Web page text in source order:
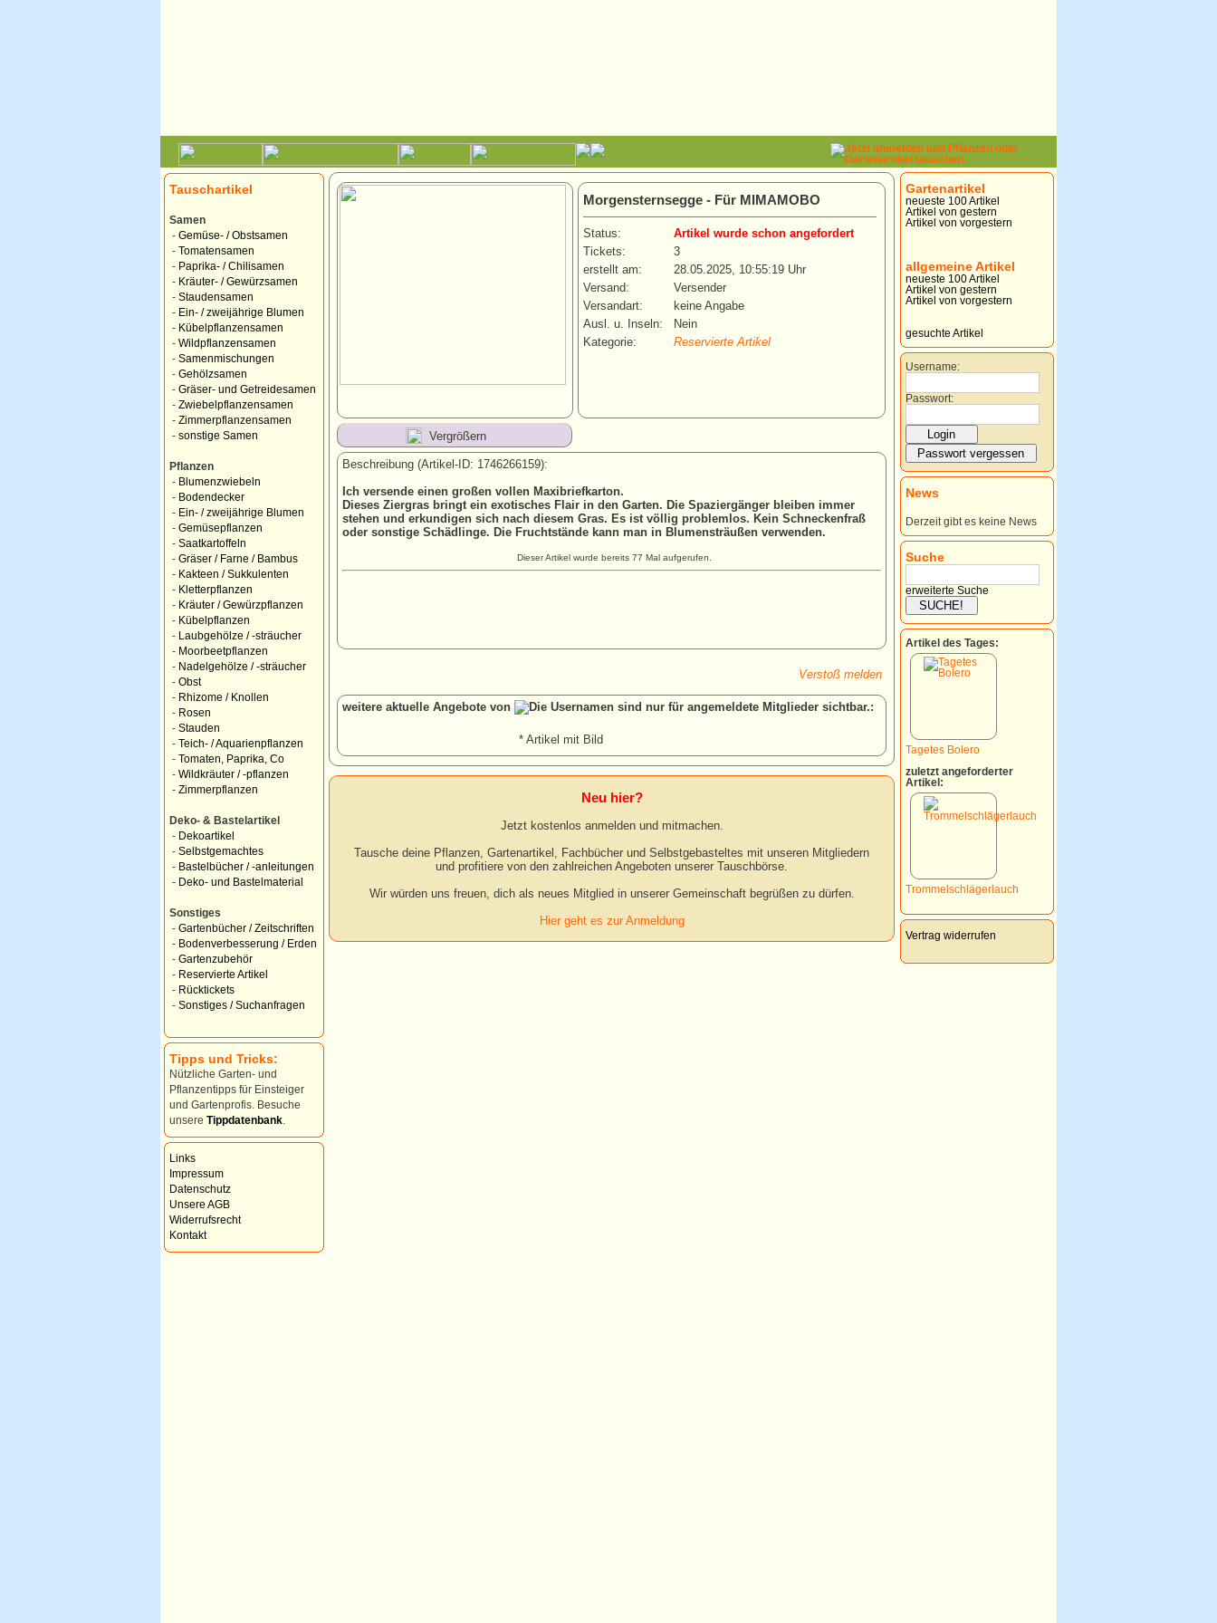
Tauschartikel
Samen
- Gemüse- / Obstsamen
- Tomatensamen
- Paprika- / Chilisamen
- Kräuter- / Gewürzsamen
- Staudensamen
- Ein- / zweijährige Blumen
- Kübelpflanzensamen
- Wildpflanzensamen
- Samenmischungen
- Gehölzsamen
- Gräser- und Getreidesamen
- Zwiebelpflanzensamen
- Zimmerpflanzensamen
- sonstige Samen
Pflanzen
- Blumenzwiebeln
- Bodendecker
- Ein- / zweijährige Blumen
- Gemüsepflanzen
- Saatkartoffeln
- Gräser / Farne / Bambus
- Kakteen / Sukkulenten
- Kletterpflanzen
- Kräuter / Gewürzpflanzen
- Kübelpflanzen
-
Laubgehölze / -sträucher
- Moorbeetpflanzen
- Nadelgehölze / -sträucher
- Obst
- Rhizome / Knollen
- Rosen
- Stauden
- Teich- / Aquarienpflanzen
- Tomaten, Paprika, Co
- Wildkräuter / -pflanzen
- Zimmerpflanzen
Deko- & Bastelartikel
- Dekoartikel
- Selbstgemachtes
- Bastelbücher / -anleitungen
- Deko- und Bastelmaterial
Sonstiges
- Gartenbücher / Zeitschriften
- Bodenverbesserung / Erden
- Gartenzubehör
- Reservierte Artikel
- Rücktickets
- Sonstiges / Suchanfragen
Tipps und Tricks:
Nützliche Garten- und
Pflanzentipps für Einsteiger
und Gartenprofis. Besuche
unsere Tippdatenbank
Links
Impressum
Datenschutz
Unsere AGB
Widerrufsrecht
Kontakt
Morgensternsegge - Für MIMAMOBO
Status:
Artikel wurde schon angefordert
Tickets:
3
erstellt am:
28.05.2025, 10:55:19 Uhr
Versand:
Versender
Versandart:
keine Angabe
Ausl. u. Inseln:
Nein
Kategorie:
Reservierte Artikel
Vergrößern
Beschreibung (Artikel-ID: 1746266159):
Ich versende einen großen vollen Maxibriefkarton.
Dieses Ziergras bringt ein exotisches Flair in den Garten. Die Spaziergänger bleiben immer
stehen und erkundigen sich nach diesem Gras. Es ist völlig problemlos. Kein Schneckenfraß
oder sonstige Schädlinge. Die Fruchtstände kann man in Blumensträußen verwenden.
Dieser Artikel wurde bereits 77 Mal aufgerufen.
Verstoß melden
weitere aktuelle Angebote von :
* Artikel mit Bild
Neu hier?
Jetzt kostenlos anmelden und mitmachen.
Tausche deine Pflanzen, Gartenartikel, Fachbücher und Selbstgebasteltes mit unseren Mitgliedern
und profitiere von den zahlreichen Angeboten unserer Tauschbörse.
Wir würden uns freuen, dich als neues Mitglied in unserer Gemeinschaft begrüßen zu dürfen.
Hier geht es zur Anmeldung
Gartenartikel
neueste 100 Artikel
Artikel von gestern
Artikel von vorgestern
allgemeine Artikel
neueste 100 Artikel
Artikel von gestern
Artikel von vorgestern
gesuchte Artikel
Username:
Passwort:
News
Derzeit gibt es keine News
Suche
erweiterte Suche
Artikel des Tages:
Tagetes Bolero
zuletzt angeforderter
Artikel:
Trommelschlägerlauch
Vertrag widerrufen